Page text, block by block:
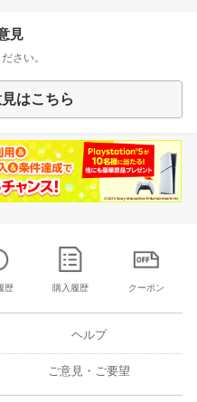
見
さい。
はこちら
歴 購入履歴 クーポン
ヘルプ
ご意見・ご要望